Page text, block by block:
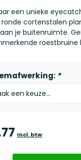
een unieke
cortenstalen
je buitenruimte.
roestbruine
*
Incl. btw